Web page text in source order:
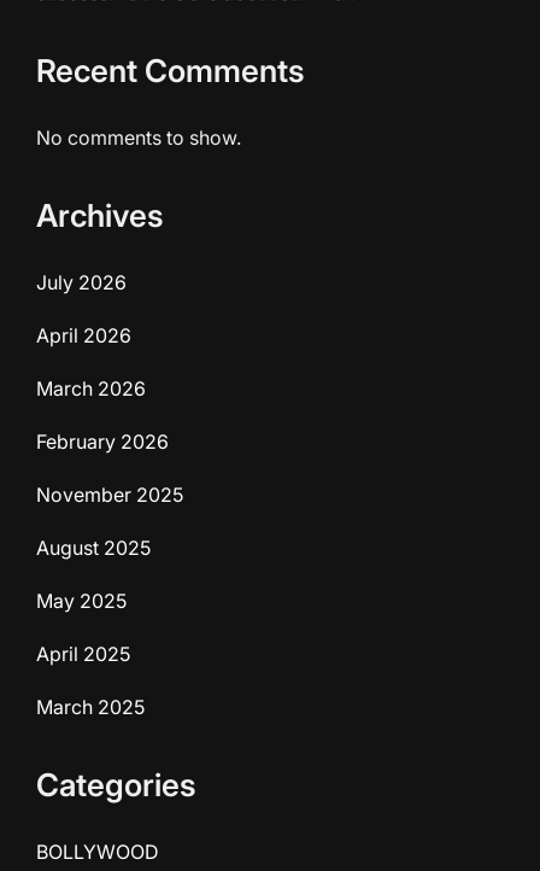
Recent Comments
No comments to show.
Archives
July 2026
April 2026
March 2026
February 2026
November 2025
August 2025
May 2025
April 2025
March 2025
Categories
BOLLYWOOD